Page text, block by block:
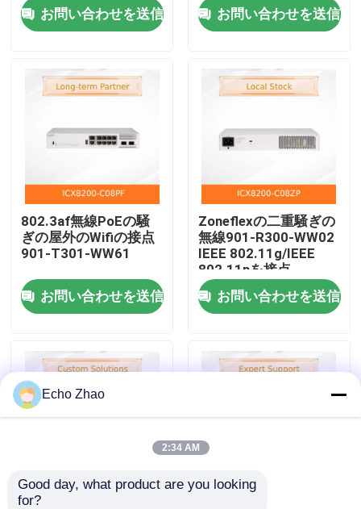
製品
動画
私たちについて
工場見学
品質管理
お問い合わせ
ニュース
見積もりを依頼する
アント ビームフレック
ス+ テクノロジー
お問い合わせを送信
AC3050は50までAPs
のために認可した
お問い合わせを送信
802.3af無線PoEの騒
ぎの屋外のWifiの接点
901-T301-WW61
お問い合わせを送信
Zoneflexの二重騒ぎの
無線901-R300-WW02
IEEE 802.11g/IEEE
802.11nを接点
お問い合わせを送信
300Mbps 5GHz Wifiの
Echo Zhao
2:34 AM
Good day, what product are you looking
for?